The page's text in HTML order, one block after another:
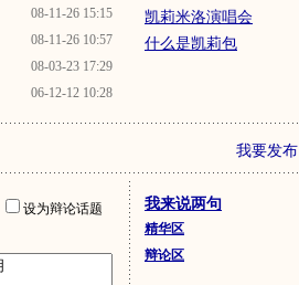
08-11-26 15:15
08-11-26 10:57
08-03-23 17:29
06-12-12 10:28
凯莉米洛演唱会
什么是凯莉包
我要发布
设为辩论话题
我来说两句
精华区
辩论区